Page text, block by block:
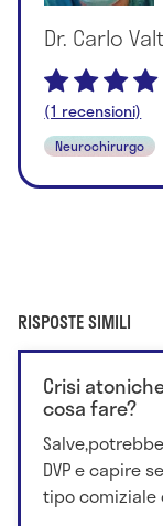
Dr. Carlo
(1 recensioni)
Neurochirurgo
RISPOSTE SIMILI
Crisi
cosa fare?
DVP e capire
tipo comiziale